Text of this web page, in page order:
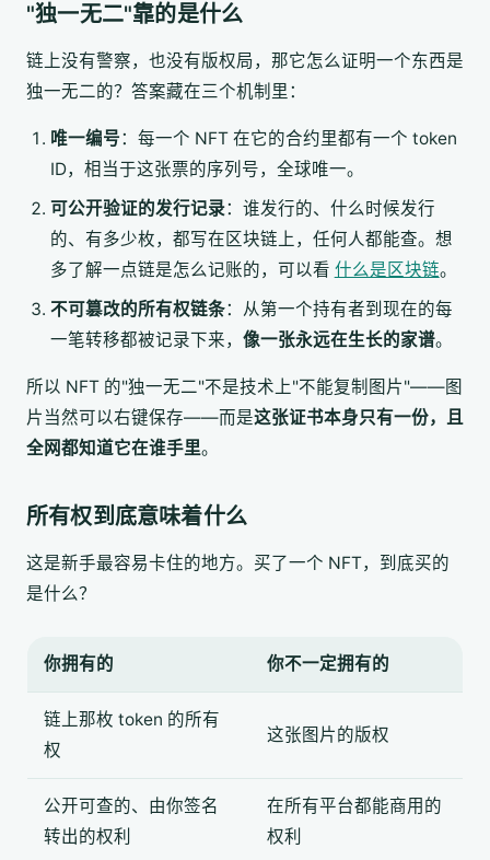
"独一无二"靠的是什么
链上没有警察，也没有版权局，那它怎么证明一个东西是
独一无二的？答案藏在三个机制里：
唯一编号：每一个 NFT 在它的合约里都有一个 token
ID，相当于这张票的序列号，全球唯一。
可公开验证的发行记录：谁发行的、什么时候发行
的、有多少枚，都写在区块链上，任何人都能查。想
多了解一点链是怎么记账的，可以看 什么是区块链。
不可篡改的所有权链条：从第一个持有者到现在的每
一笔转移都被记录下来， 像一张永远在生长的家谱。
所以 NFT 的"独一无二"不是技术上"不能复制图片"——图
片当然可以右键保存——而是这张证书本身只有一份，且
全网都知道它在谁手里。
所有权到底意味着什么
这是新手最容易卡住的地方。买了一个 NFT，到底买的
是什么？
你拥有的 你不一定拥有的
链上那枚 token 的所有
权
这张图片的版权
公开可查的、由你签名
转出的权利
在所有平台都能商用的
权利